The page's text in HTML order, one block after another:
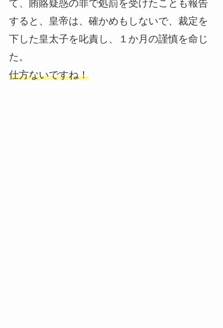
て、賄賂疑惑の罪で処罰を受けたことも報告
すると、皇帝は、確かめもしないで、裁定を
下した皇太子を叱責し、１か月の謹慎を命じ
た。
仕方ないですね！